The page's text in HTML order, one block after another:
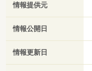
情報提供元
情報公開日
情報更新日